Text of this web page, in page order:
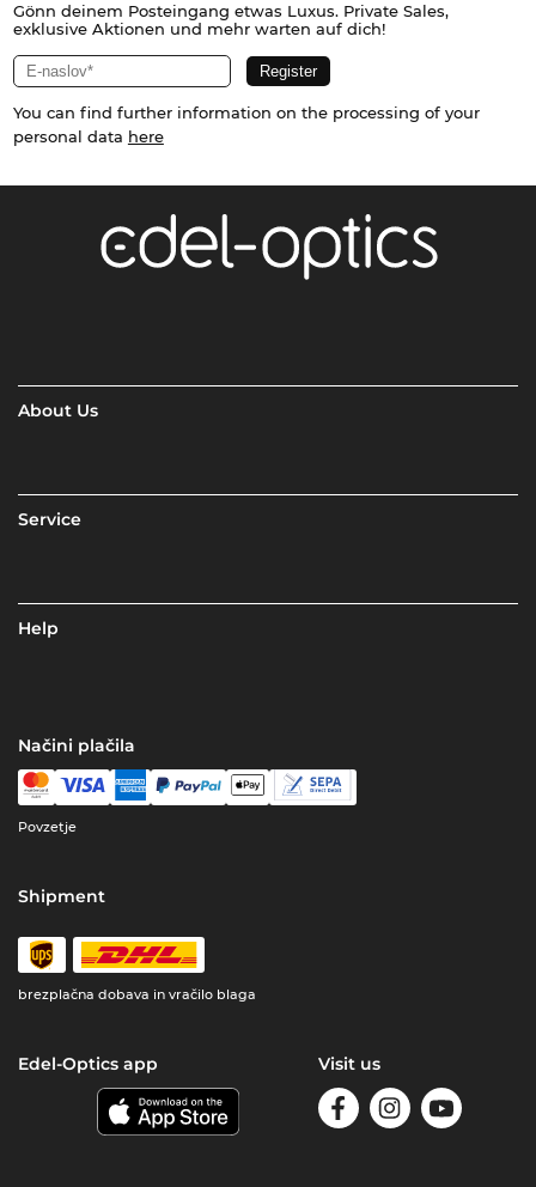
Gönn deinem Posteingang etwas Luxus. Private Sales,
exklusive Aktionen und mehr warten auf dich!
You can find further information on the processing of your
personal data here
About Us
Service
Help
Načini plačila
Povzetje
Shipment
brezplačna dobava in vračilo blaga
Edel-Optics app Visit us